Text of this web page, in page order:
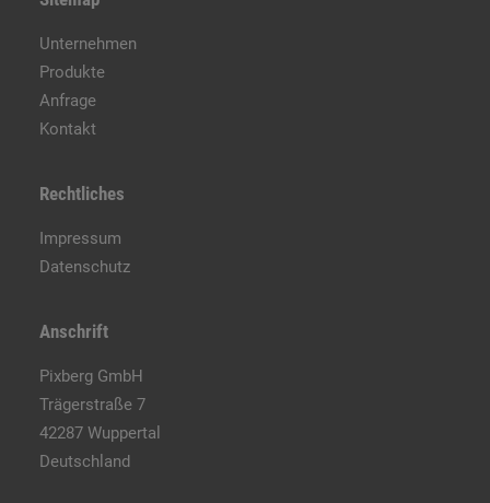
Unternehmen
Produkte
Anfrage
Kontakt
Rechtliches
Impressum
Datenschutz
Anschrift
Pixberg GmbH
Trägerstraße 7
42287 Wuppertal
Deutschland